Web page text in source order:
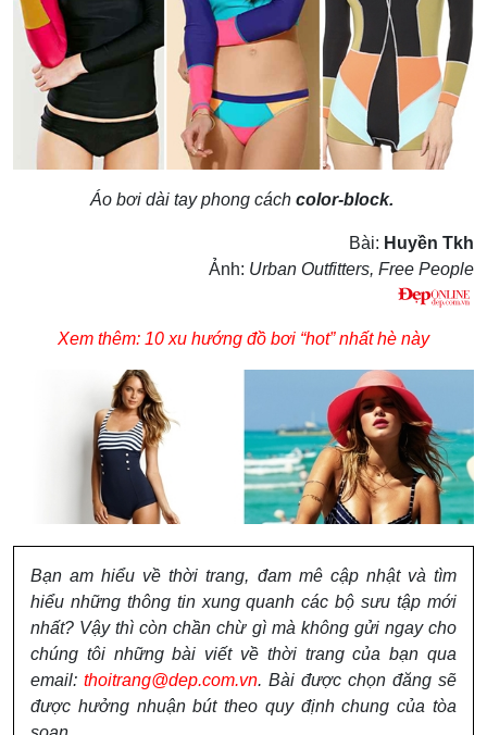
Áo bơi dài tay phong cáchcolor-block.
Bài: Huyền Tkh
Ảnh: Urban Outfitters, Free People
Xem thêm: 10 xu hướng đồ bơi “hot” nhất hè này
Bạn am hiểu về thời trang, đam mê cập nhật và tìm
hiểu những thông tin xung quanh các bộ sưu tập mới
nhất? Vậy thì còn chần chừ gì mà không gửi ngay cho
chúng tôi những bài viết về thời trang của bạn qua
email: thoitrang@dep.com.vn. Bài được chọn đăng sẽ
được hưởng nhuận bút theo quy định chung của tòa